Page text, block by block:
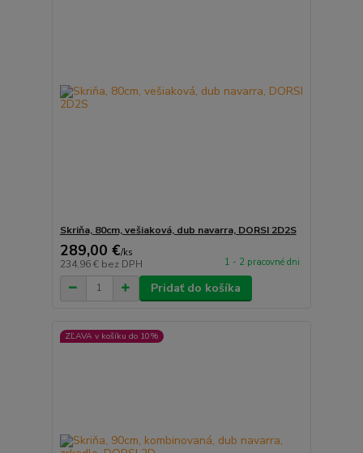
Skriňa, 80cm, vešiaková, dub navarra, DORSI 2D2S
289,00 €/ks
234,96 € bez DPH 1 - 2 pracovné dni
Pridať do košíka
ZĽAVA v košíku do 10%